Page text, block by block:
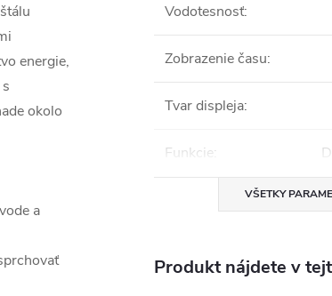
energie,
okolo
a
Vodotesnosť:
Zobrazenie času:
Tvar displeja:
Funkcie:
VŠETKY
Produkt nájdete v